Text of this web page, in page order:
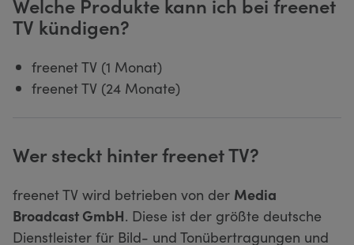
TV kündigen?
freenet TV (1 Monat)
freenet TV (24 Monate)
Wer steckt hinter freenet TV?
freenet TV wird betrieben von der Media
Broadcast GmbH. Diese ist der größte deutsche
Dienstleister für Bild- und Tonübertragungen und